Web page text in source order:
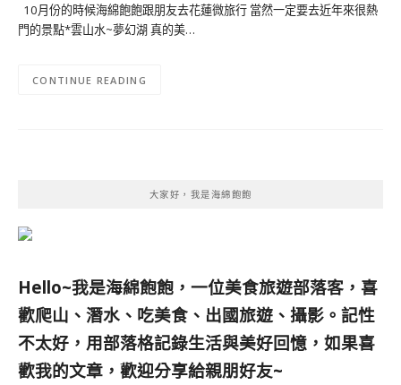
10月份的時候海綿飽飽跟朋友去花蓮微旅行 當然一定要去近年來很熱
門的景點*雲山水~夢幻湖 真的美…
CONTINUE READING
大家好，我是海綿飽飽
Hello~我是海綿飽飽，一位美食旅遊部落客， 喜
歡爬山、潛水、吃美食、出國旅遊、攝影。 記性
不太好，用部落格記錄生活與美好回憶， 如果喜
歡我的文章，歡迎分享給親朋好友~